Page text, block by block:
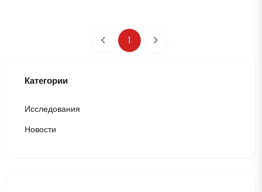
1
Категории
Исследования
Новости